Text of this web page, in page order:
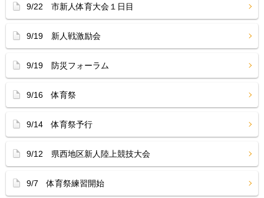
9/22 市新人体育大会１日目
9/19 新人戦激励会
9/19 防災フォーラム
9/16 体育祭
9/14 体育祭予行
9/12 県西地区新人陸上競技大会
9/7 体育祭練習開始